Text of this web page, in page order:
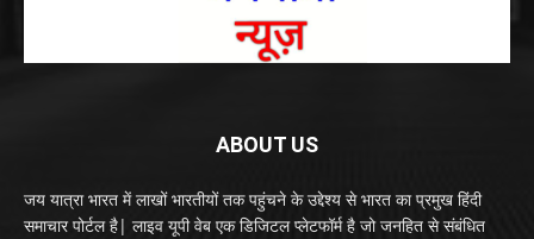
ABOUT US
जय यात्रा भारत में लाखों भारतीयों तक पहुंचने के उद्देश्य से भारत का प्रमुख हिंदी
समाचार पोर्टल है| लाइव यूपी वेब एक डिजिटल प्लेटफॉर्म है जो जनहित से संबंधित